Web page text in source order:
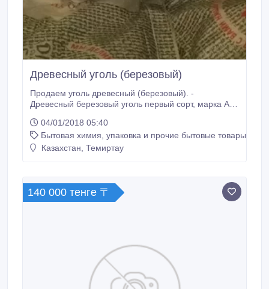
Древесный уголь (березовый)
Продаем уголь древесный (березовый). -
Древесный березовый уголь первый сорт, марка А; -
никаких вредных веществ; - Экономичность и
компактность при хранении; - Розжиг угля занимает
не более 5 минут; - Применяется для гриля,
04/01/2018 05:40
Бытовая химия, упаковка и прочие бытовые товары
Казахстан, Темиртау
140 000 тенге 〒